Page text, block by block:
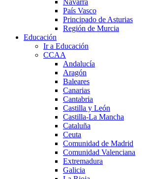
País Vasco
Principado de Asturias
Región de Murcia
Educación
Ir a Educación
CCAA
Andalucía
Aragón
Baleares
Canarias
Cantabria
Castilla y León
Castilla-La Mancha
Cataluña
Ceuta
Comunidad de Madrid
Comunidad Valenciana
Extremadura
Galicia